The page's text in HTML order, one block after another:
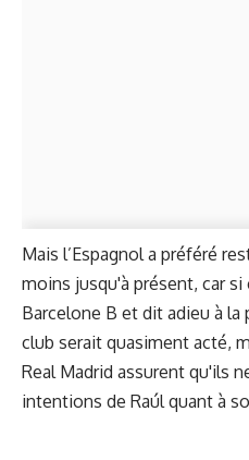
Mais l’Espagnol a préféré
moins jusqu'à présent, car
Barcelone B et dit adieu à
club serait quasiment acté,
Real Madrid assurent qu'ils
intentions de Raúl quant à